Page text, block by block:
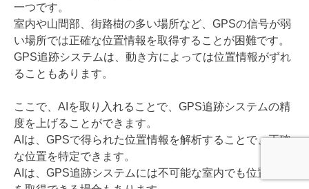
一つです。
室内や山間部、街路樹の多い場所など、GPSの信号が弱
い場所では正確な位置情報を取得することが困難です。
GPS追跡システムは、動き方によっては位置情報がずれ
ることもあります。
ここで、AIを取り入れることで、GPS追跡システムの精
度を上げることができます。
AIは、GPSで得られた位置情報を解析することで、正確
な位置を特定できます。
AIは、GPS追跡システムには不可能な室内でも位置情報